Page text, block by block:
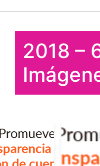
2018 –